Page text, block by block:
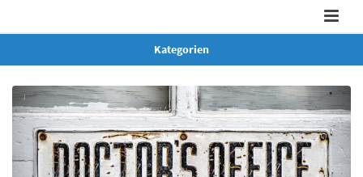
Kategorien